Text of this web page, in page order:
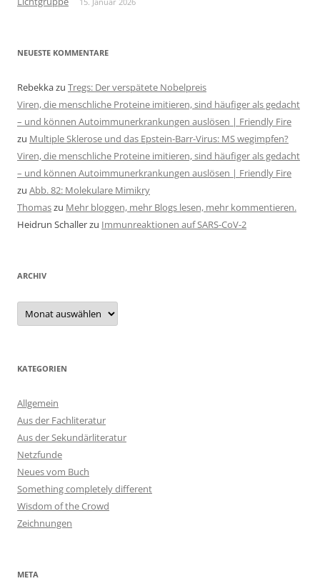
NEUESTE KOMMENTARE
Rebekkazu Tregs: Der verspätete Nobelpreis
Viren, die menschliche Proteine imitieren, sind häufiger als gedacht
– und können Autoimmunerkrankungen auslösen | Friendly Fire
zu Multiple Sklerose und das Epstein-Barr-Virus: MS wegimpfen?
Viren, die menschliche Proteine imitieren, sind häufiger als gedacht
– und können Autoimmunerkrankungen auslösen | Friendly Fire
zu Abb. 82: Molekulare Mimikry
Thomaszu Mehr bloggen, mehr Blogs lesen, mehr kommentieren.
Heidrun Schallerzu Immunreaktionen auf SARS-CoV-2
ARCHIV
Archiv
KATEGORIEN
Allgemein
Aus der Fachliteratur
Aus der Sekundärliteratur
Netzfunde
Neues vom Buch
Something completely different
Wisdom of the Crowd
Zeichnungen
META